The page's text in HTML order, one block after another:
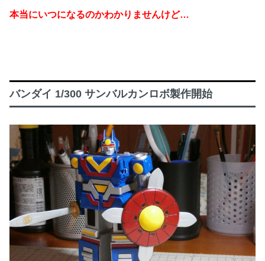
本当にいつになるのかわかりませんけど…
バンダイ 1/300 サンバルカンロボ製作開始